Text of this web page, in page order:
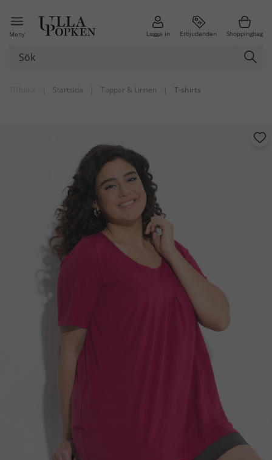
Meny Logga in Erbjudanden Shoppingbag
| Startsida | Toppar & Linnen | T-shirts